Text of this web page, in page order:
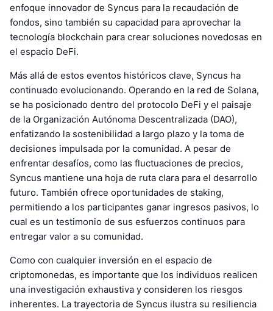
enfoque innovador de Syncus para la recaudación de
fondos, sino también su capacidad para aprovechar la
tecnología blockchain para crear soluciones novedosas en
el espacio DeFi.
Más allá de estos eventos históricos clave, Syncus ha
continuado evolucionando. Operando en la red de Solana,
se ha posicionado dentro del protocolo DeFi y el paisaje
de la Organización Autónoma Descentralizada (DAO),
enfatizando la sostenibilidad a largo plazo y la toma de
decisiones impulsada por la comunidad. A pesar de
enfrentar desafíos, como las fluctuaciones de precios,
Syncus mantiene una hoja de ruta clara para el desarrollo
futuro. También ofrece oportunidades de staking,
permitiendo a los participantes ganar ingresos pasivos, lo
cual es un testimonio de sus esfuerzos continuos para
entregar valor a su comunidad.
Como con cualquier inversión en el espacio de
criptomonedas, es importante que los individuos realicen
una investigación exhaustiva y consideren los riesgos
inherentes. La trayectoria de Syncus ilustra su resiliencia